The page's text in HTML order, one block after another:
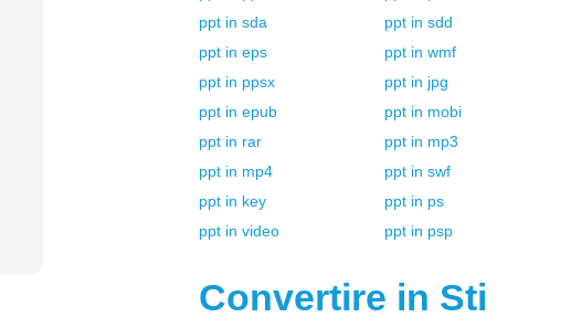
ppt in sda ppt in sdd
ppt in eps ppt in wmf
ppt in ppsx ppt in jpg
ppt in epub ppt in mobi
ppt in rar ppt in mp3
ppt in mp4 ppt in swf
ppt in key ppt in ps
ppt in video ppt in psp
Convertire in Sti